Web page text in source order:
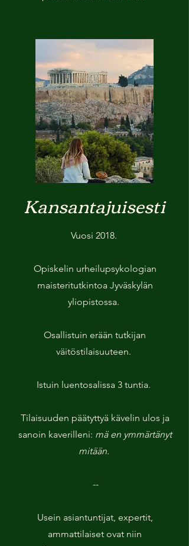
Kansantajuisesti
Vuosi 2018.
Opiskelin urheilupsykologian
maisteritutkintoa Jyväskylän
yliopistossa.
Osallistuin erään tutkijan
väitöstilaisuuteen.
Istuin luentosalissa 3 tuntia.
Tilaisuuden päätyttyä kävelin ulos ja
sanoin kaverilleni: mä en ymmärtänyt
mitään.
--
Usein asiantuntijat, expertit,
ammattilaiset ovat niin